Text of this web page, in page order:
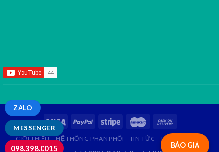
MESSENGER
ZALO
098.398.0015 BÁO GIÁ
GIỚI THIỆU HỆ THỐNG PHÂN PHỐI TIN TỨC LIÊN HỆ